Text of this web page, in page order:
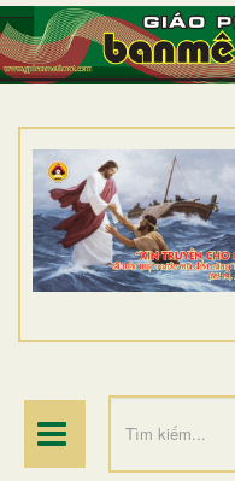
TRANG NHẤT
GIỚI THIỆU
DÒNG TU
BAN MỤC VỤ
ĐOÀN THỂ CG